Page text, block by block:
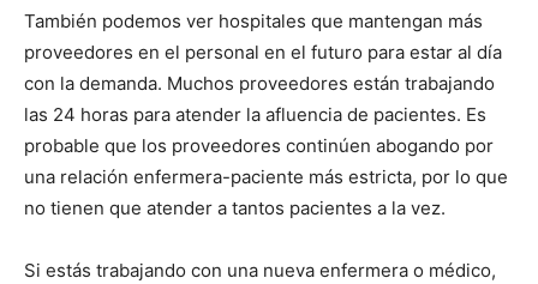
También podemos ver hospitales que mantengan más
proveedores en el personal en el futuro para estar al día
con la demanda. Muchos proveedores están trabajando
las 24 horas para atender la afluencia de pacientes. Es
probable que los proveedores continúen abogando por
una relación enfermera-paciente más estricta, por lo que
no tienen que atender a tantos pacientes a la vez.
Si estás trabajando con una nueva enfermera o médico,